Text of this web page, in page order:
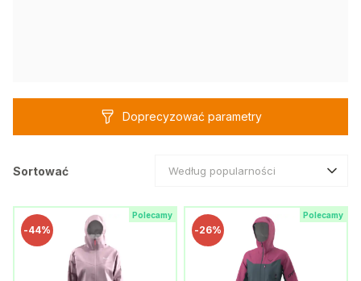
Doprecyzować parametry
Sortować Według popularności
Polecamy
-44%
Polecamy
-26%